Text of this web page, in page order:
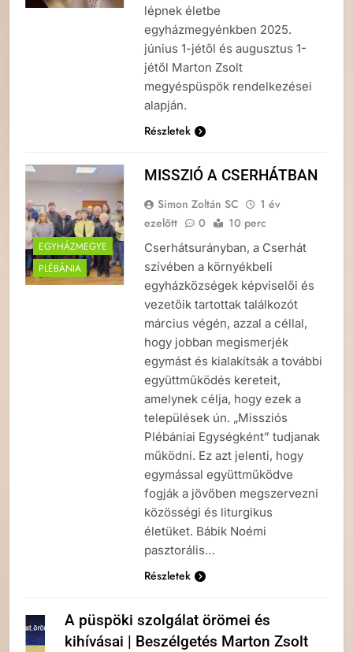
lépnek életbe
egyházmegyénkben 2025.
június 1-jétől és augusztus 1-
jétől Marton Zsolt
megyéspüspök rendelkezései
alapján.
Részletek
EGYHÁZMEGYE
PLÉBÁNIA
MISSZIÓ A CSERHÁTBAN
Simon Zoltán SC
1 év
ezelőtt
0 10 perc
Cserhátsurányban, a Cserhát
szívében a környékbeli
egyházközségek képviselői és
vezetőik tartottak találkozót
március végén, azzal a céllal,
hogy jobban megismerjék
egymást és kialakítsák a további
együttműködés kereteit,
amelynek célja, hogy ezek a
települések ún. „Missziós
Plébániai Egységként” tudjanak
működni. Ez azt jelenti, hogy
egymással együttműködve
fogják a jövőben megszervezni
közösségi és liturgikus
életüket. Bábik Noémi
pasztorális…
Részletek
A püspöki szolgálat örömei és
kihívásai | Beszélgetés Marton Zsolt